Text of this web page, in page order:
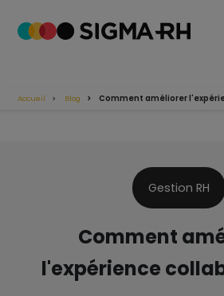
Accueil Blog Comment améliorer
Gestion RH
Comment
l'expérience